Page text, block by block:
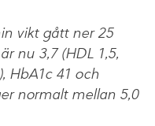
vikt gått ner 25
nu 3,7 (HDL 1,5,
HbA1c 41 och
normalt mellan 5,0